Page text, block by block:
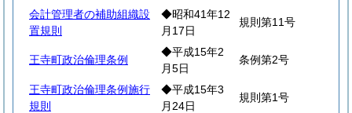
会計管理者の補助組織設
置規則
◆昭和41年12
月17日
規則第11号
王寺町政治倫理条例
◆平成15年2
月5日
条例第2号
王寺町政治倫理条例施行
規則
◆平成15年3
月24日
規則第1号